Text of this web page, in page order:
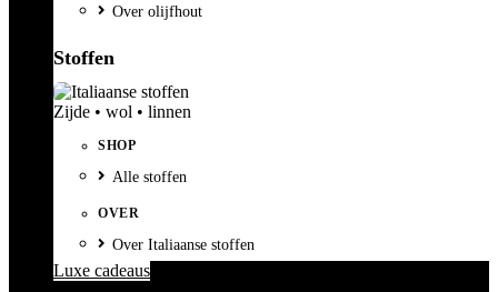
Over olijfhout
Stoffen
Zijde • wol • linnen
SHOP
Alle stoffen
OVER
Over Italiaanse stoffen
Luxe cadeaus